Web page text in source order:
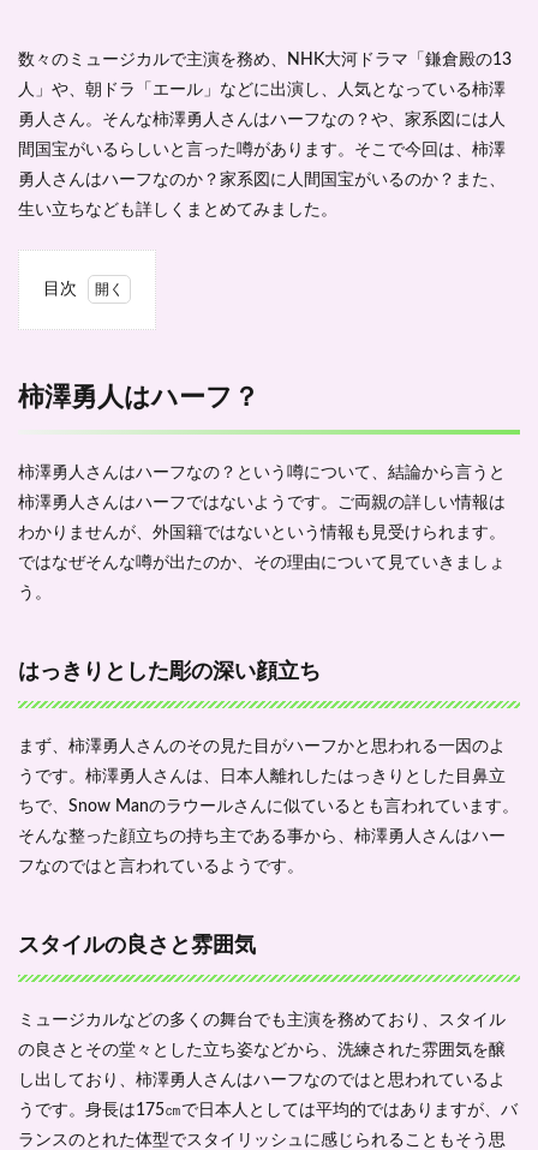
数々のミュージカルで主演を務め、NHK大河ドラマ「鎌倉殿の13
人」や、朝ドラ「エール」などに出演し、人気となっている柿澤
勇人さん。そんな柿澤勇人さんはハーフなの？や、家系図には人
間国宝がいるらしいと言った噂があります。そこで今回は、柿澤
勇人さんはハーフなのか？家系図に人間国宝がいるのか？また、
生い立ちなども詳しくまとめてみました。
目次
はハ
ー
1.1
はっ
きり
とし
た彫
1.2
スタ
イル
さと
雰囲
2
家系
図に
がい
曽祖
父は
清元
志壽
太夫
柿澤勇人はハーフ？
柿澤勇人さんはハーフなの？という噂について、結論から言うと
柿澤勇人さんはハーフではないようです。ご両親の詳しい情報は
わかりませんが、外国籍ではないという情報も見受けられます。
ではなぜそんな噂が出たのか、その理由について見ていきましょ
う。
はっきりとした彫の深い顔立ち
まず、柿澤勇人さんのその見た目がハーフかと思われる一因のよ
うです。柿澤勇人さんは、日本人離れしたはっきりとした目鼻立
ちで、Snow Manのラウールさんに似ているとも言われています。
そんな整った顔立ちの持ち主である事から、柿澤勇人さんはハー
フなのではと言われているようです。
スタイルの良さと雰囲気
ミュージカルなどの多くの舞台でも主演を務めており、スタイル
の良さとその堂々とした立ち姿などから、洗練された雰囲気を醸
し出しており、柿澤勇人さんはハーフなのではと思われているよ
うです。身長は175㎝で日本人としては平均的ではありますが、バ
ランスのとれた体型でスタイリッシュに感じられることもそう思